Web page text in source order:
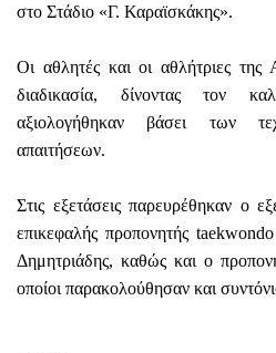
στο Στάδιο «Γ. Καραϊσκάκης».
Οι αθλητές και οι αθλήτριες της
διαδικασία, δίνοντας τον
αξιολογήθηκαν βάσει των
απαιτήσεων.
Στις εξετάσεις παρευρέθηκαν ο
επικεφαλής προπονητής
Δημητριάδης, καθώς και ο
οποίοι παρακολούθησαν και